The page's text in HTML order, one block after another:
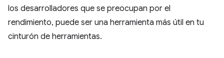
los desarrolladores que se preocupan por el
rendimiento, puede ser una herramienta más útil en tu
cinturón de herramientas.